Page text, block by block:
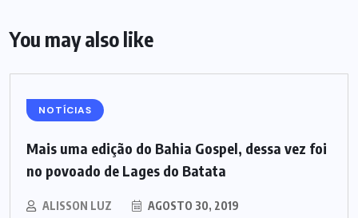
You may also like
NOTÍCIAS
Mais uma edição do Bahia Gospel, dessa vez foi
no povoado de Lages do Batata
ALISSON LUZ AGOSTO 30, 2019